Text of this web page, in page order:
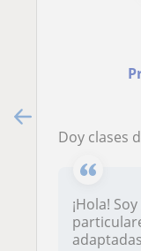
Doy clases de
¡Hola!